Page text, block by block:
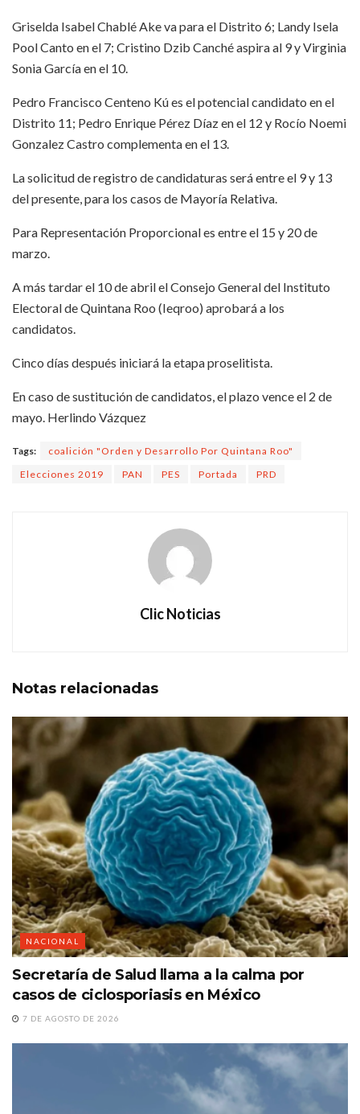
Griselda Isabel Chablé Ake va para el Distrito 6; Landy Isela
Pool Canto en el 7; Cristino Dzib Canché aspira al 9 y Virginia
Sonia García en el 10.
Pedro Francisco Centeno Kú es el potencial candidato en el
Distrito 11; Pedro Enrique Pérez Díaz en el 12 y Rocío Noemi
Gonzalez Castro complementa en el 13.
La solicitud de registro de candidaturas será entre el 9 y 13
del presente, para los casos de Mayoría Relativa.
Para Representación Proporcional es entre el 15 y 20 de
marzo.
A más tardar el 10 de abril el Consejo General del Instituto
Electoral de Quintana Roo (Ieqroo) aprobará a los
candidatos.
Cinco días después iniciará la etapa proselitista.
En caso de sustitución de candidatos, el plazo vence el 2 de
mayo. Herlindo Vázquez
Tags:
coalición "Orden y Desarrollo Por Quintana Roo"
Elecciones 2019
PAN PES Portada PRD
Clic Noticias
Notas relacionadas
NACIONAL
Secretaría de Salud llama a la calma por
casos de ciclosporiasis en México
7 DE AGOSTO DE 2026